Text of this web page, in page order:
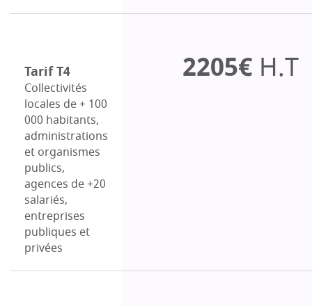
Tarif T4
Collectivités
locales de + 100
000 habitants,
administrations
et organismes
publics,
agences de +20
salariés,
entreprises
publiques et
privées
2205€ H.T